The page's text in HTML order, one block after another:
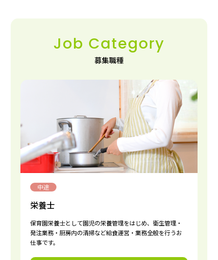
Job Category
募集職種
中途
栄養士
保育園栄養士として園児の栄養管理をはじめ、衛生管理・
発注業務・厨房内の清掃など給食運営・業務全般を行うお
仕事です。